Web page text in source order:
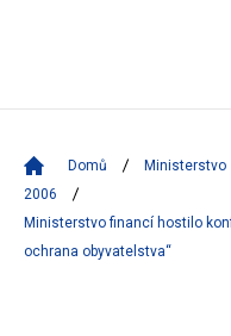
Domů Ministerstvo
2006
Ministerstvo financí hostilo
ochrana obyvatelstva“